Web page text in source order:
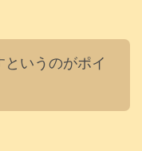
いうのがポイ